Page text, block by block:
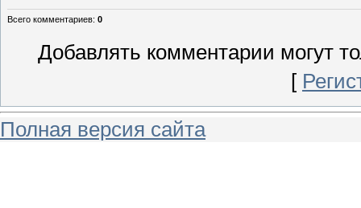
Всего комментариев: 0
Добавлять комментарии могут
[
Полная версия сайта